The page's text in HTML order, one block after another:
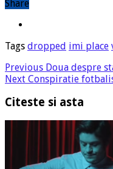
Share
Tags dropped imi place
Previous Doua despre
Next Conspiratie
Citeste si asta